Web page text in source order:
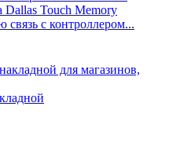
Dallas Touch Memory
связь с контроллером...